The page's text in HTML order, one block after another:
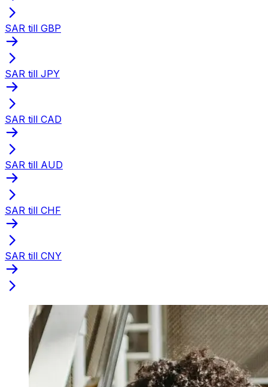
SAR till GBP
SAR till JPY
SAR till CAD
SAR till AUD
SAR till CHF
SAR till CNY